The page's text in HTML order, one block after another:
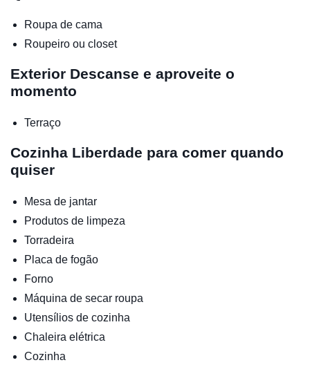
Roupa de cama
Roupeiro ou closet
Exterior Descanse e aproveite o
momento
Terraço
Cozinha Liberdade para comer quando
quiser
Mesa de jantar
Produtos de limpeza
Torradeira
Placa de fogão
Forno
Máquina de secar roupa
Utensílios de cozinha
Chaleira elétrica
Cozinha